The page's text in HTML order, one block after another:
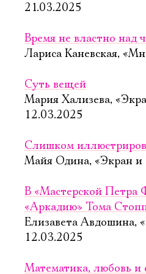
21.03.2025
Время не властно над
Лариса Каневская,
Суть вещей
Мария Хализева,
12.03.2025
Слишком
Майя Одина, «Экран и
В «Мастерской Петра
«Аркадию» Тома
Елизавета Авдошина,
12.03.2025
Математика, любовь и